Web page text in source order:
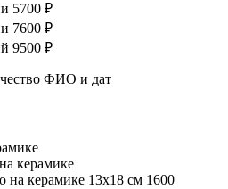
5700 ₽
7600 ₽
9500 ₽
ФИО и дат
керамике
на керамике 13х18 см 1600